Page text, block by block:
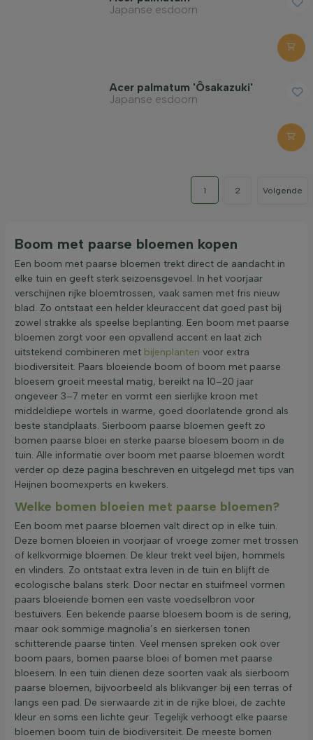
Japanse esdoorn
Acer palmatum 'Ôsakazuki'
Japanse esdoorn
1 2 Volgende
Boom met paarse bloemen kopen
Een boom met paarse bloemen trekt direct de aandacht in
elke tuin en geeft sterk seizoensgevoel. In het voorjaar
verschijnen rijke bloemtrossen, vaak samen met fris nieuw
blad. Zo ontstaat een helder kleuraccent dat goed past bij
zowel strakke als speelse beplanting. Een boom met paarse
bloemen zorgt voor een opvallend accent en laat zich
uitstekend combineren met bijenplanten voor extra
biodiversiteit. Paars bloeiende boom of boom met paarse
bloesem groeit meestal matig, bereikt na 10–20 jaar
ongeveer 3–7 meter en vormt een sierlijke kroon met
middeldiepe wortels in warme, goed doorlatende grond als
beste standplaats. Sierboom paarse bloemen geeft zo
bomen paarse bloei en sterke paarse bloesem boom in de
tuin. Alle informatie over boom met paarse bloemen wordt
verder op deze pagina beschreven en uitgelegd met tips van
Heijnen boomexperts en kwekers.
Welke bomen bloeien met paarse bloemen?
Een boom met paarse bloemen valt direct op in elke tuin.
Deze bomen bloeien in voorjaar of vroege zomer met trossen
of kelkvormige bloemen. De kleur trekt veel bijen, hommels
en vlinders. Zo ontstaat extra leven in de tuin en blijft de
ecologische balans sterk. Door nectar en stuifmeel vormen
paars bloeiende bomen een vaste voedselbron voor
bestuivers. Een bekende paarse bloesem boom is de sering,
maar ook sommige magnolia’s en sierkersen tonen
schitterende paarse tinten. Veel mensen spreken ook over
boom paars, bomen paarse bloei of bomen met paarse
bloesem. In een tuin dienen deze soorten vaak als sierboom
paarse bloemen, bijvoorbeeld als blikvanger bij een terras of
langs een pad. De sierwaarde zit in de rijke bloei, de zachte
kleur en soms een lichte geur. Tegelijk verhoogt elke paarse
bloemen boom tuin de biodiversiteit. De meeste bomen